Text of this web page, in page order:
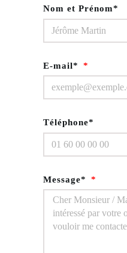
Nom et Prénom*
E-mail*
Téléphone*
Message*